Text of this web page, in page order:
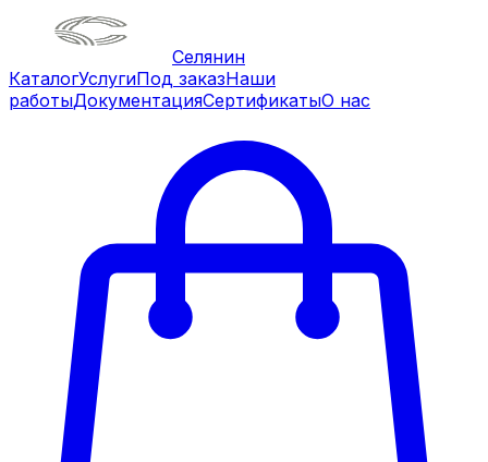
Селянин
КаталогУслугиПод заказНаши
работыДокументацияСертификатыО нас